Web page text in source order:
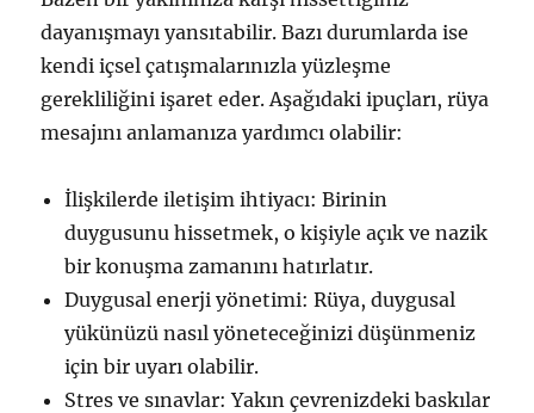
dayanışmayı yansıtabilir. Bazı durumlarda ise
kendi içsel çatışmalarınızla yüzleşme
gerekliliğini işaret eder. Aşağıdaki ipuçları, rüya
mesajını anlamanıza yardımcı olabilir:
İlişkilerde iletişim ihtiyacı: Birinin
duygusunu hissetmek, o kişiyle açık ve nazik
bir konuşma zamanını hatırlatır.
Duygusal enerji yönetimi: Rüya, duygusal
yükünüzü nasıl yöneteceğinizi düşünmeniz
için bir uyarı olabilir.
Stres ve sınavlar: Yakın çevrenizdeki baskılar